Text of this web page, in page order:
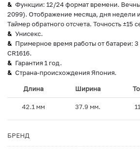
Функции: 12/24 формат времени.
2099). Отображение месяца, дня недели
Таймер обратного отсчета. Точность ±15
Унисекс.
Примерное время работы от батареи: 3
CR1616.
Гарантия 1 год.
Страна-происхождения Япония.
Длина Ширина
42.1 мм 37.9 мм.
БРЕНД